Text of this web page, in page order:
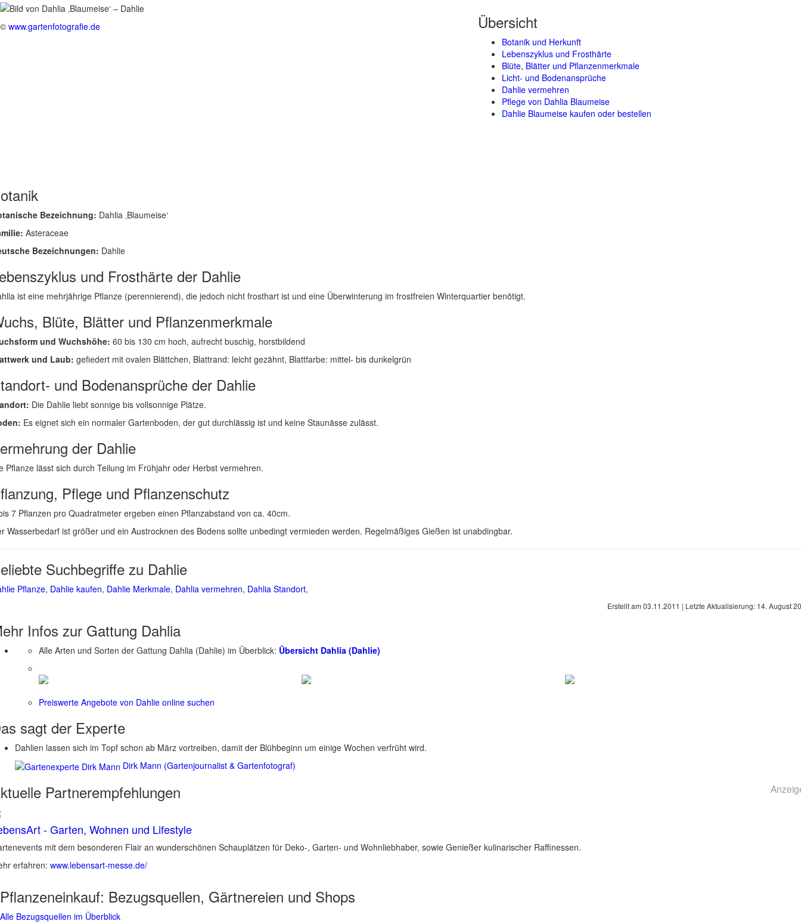
© www.gartenfotografie.de Übersicht
Botanik und Herkunft
Lebenszyklus und Frosthärte
Blüte, Blätter und Pflanzenmerkmale
Licht- und Bodenansprüche
Dahlie vermehren
Pflege von Dahlia Blaumeise
Dahlie Blaumeise kaufen oder bestellen
Bezeichnung: Dahlia ‚Blaumeise‘
Asteraceae
Bezeichnungen: Dahlie
und Frosthärte der Dahlie
ist eine mehrjährige Pflanze (perennierend), die jedoch nicht frosthart ist und eine Überwinterung im frostfreien Winterquartier benötigt.
Blüte, Blätter und Pflanzenmerkmale
und Wuchshöhe: 60 bis 130 cm hoch, aufrecht buschig, horstbildend
und Laub: gefiedert mit ovalen Blättchen, Blattrand: leicht gezähnt, Blattfarbe: mittel- bis dunkelgrün
und Bodenansprüche der Dahlie
Die Dahlie liebt sonnige bis vollsonnige Plätze.
Es eignet sich ein normaler Gartenboden, der gut durchlässig ist und keine Staunässe zulässt.
der Dahlie
Pflanze lässt sich durch Teilung im Frühjahr oder Herbst vermehren.
Pflege und Pflanzenschutz
7 Pflanzen pro Quadratmeter ergeben einen Pflanzabstand von ca. 40cm.
Wasserbedarf ist größer und ein Austrocknen des Bodens sollte unbedingt vermieden werden. Regelmäßiges Gießen ist unabdingbar.
Suchbegriffe zu Dahlie
Pflanze, Dahlie kaufen, Dahlie Merkmale, Dahlia vermehren, Dahlia Standort,
Erstellt am 03.11.2011 | Letzte Aktualisierung: 14. August
Infos zur Gattung Dahlia
Alle Arten und Sorten der Gattung Dahlia (Dahlie) im Überblick: Übersicht Dahlia (Dahlie)
Preiswerte Angebote von Dahlie online suchen
sagt der Experte
Dahlien lassen sich im Topf schon ab März vortreiben, damit der Blühbeginn um einige Wochen verfrüht wird.
Dirk Mann (Gartenjournalist & Gartenfotograf)
Partnerempfehlungen
- Garten, Wohnen und Lifestyle
mit dem besonderen Flair an wunderschönen Schauplätzen für Deko-, Garten- und Wohnliebhaber, sowie Genießer kulinarischer Raffinessen.
erfahren: www.lebensart-messe.de/
Pflanzeneinkauf: Bezugsquellen, Gärtnereien und Shops
Alle Bezugsquellen im Überblick